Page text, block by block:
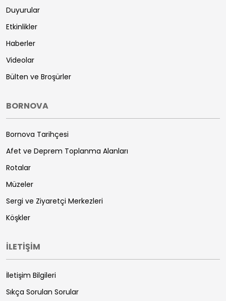
Duyurular
Etkinlikler
Haberler
Videolar
Bülten ve Broşürler
BORNOVA
Bornova Tarihçesi
Afet ve Deprem Toplanma Alanları
Rotalar
Müzeler
Sergi ve Ziyaretçi Merkezleri
Köşkler
İLETİŞİM
İletişim Bilgileri
Sıkça Sorulan Sorular